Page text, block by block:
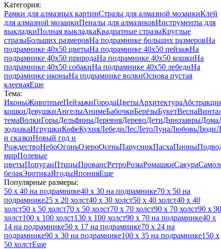
Категория:
Рамки для алмазных картинСтразы для алмазной мозаикиКлей
для алмазной мозаикиПеналы для алмазиковИнструменты для
выкладкиПолная выкладкаКвадратные стразыКруглые
стразыБольших размеровНа подрамнике больших размеровНа
подрамнике 40х50 цветыНа подрамнике 40х50 пейзажНа
подрамнике 40х50 природаНа подрамнике 40х50 кошкиНа
подрамнике 40х50 собакиНа подрамнике 40х50 лебедиНа
подрамнике иконыНа подрамнике волкиОснова пустая
клееваяЕще
Тема:
ИконыЖивотныеПейзажиГородаЦветыАрхитектура
кошкиДевушкиАнгелыАнимеБабочкиБерёзыБукетВесна
темаВолкиГорыДельфиныДеревняДеревоДетиДинозаврыДома
зодиакаИгрушкиКофеКухняЛебедиЛесЛетоЛунаЛюбовьЛюди
и сказкиНовый год и
РождествоНебоОгоньОзероОсеньПарусникПасхаПионы
мирПолевые
цветыПопугаиПтицыПровансРетроРозыРомашкиСакура
белаяЭротикаЯгодыЯпонияЕще
Популярные размеры:
50 x 40 на подрамнике40 x 30 на подрамнике70 x 50 на
подрамнике25 x 20 холст40 x 30 холст50 x 40 холст40 x 40
холст50 x 50 холст70 x 50 холст70 x 70 холст90 x 70 холст90 x 90
холст100 x 100 холст130 x 100 холст90 x 70 на подрамнике40 x
14 на подрамнике50 x 17 на подрамнике70 x 24 на
подрамнике90 x 30 на подрамнике100 x 35 на подрамнике150 x
50 холстЕще